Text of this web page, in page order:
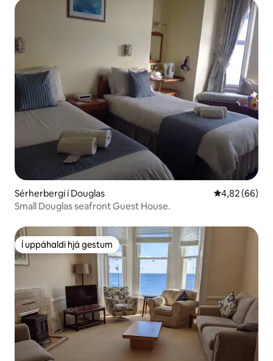
Sérherbergi í Douglas 4,82 af 5 í
4,82 (66)
Small Douglas seafront Guest House.
Í uppáhaldi hjá gestum
Í uppáhaldi hjá gestum